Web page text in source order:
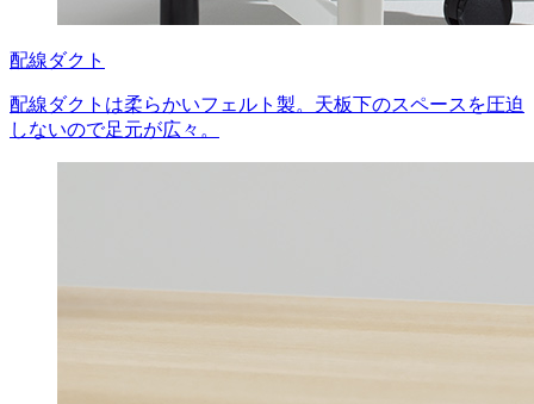
配線ダクト
配線ダクトは柔らかいフェルト製。天板下のスペースを圧迫
しないので足元が広々。